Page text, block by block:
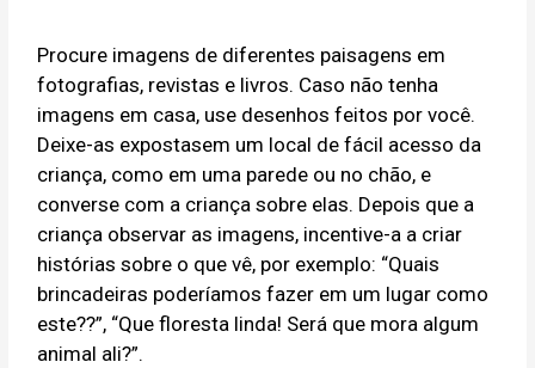
Procure imagens de diferentes paisagens em
fotografias, revistas e livros. Caso não tenha
imagens em casa, use desenhos feitos por você.
Deixe-as expostasem um local de fácil acesso da
criança, como em uma parede ou no chão, e
converse com a criança sobre elas. Depois que a
criança observar as imagens, incentive-a a criar
histórias sobre o que vê, por exemplo: “Quais
brincadeiras poderíamos fazer em um lugar como
este??”, “Que floresta linda! Será que mora algum
animal ali?”.